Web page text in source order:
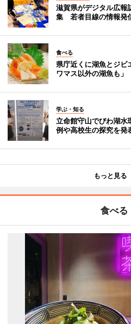
滋賀県がデジタル広
集 若者目線の情報発
食べる
県庁近くに湖魚とジ
ワマス以外の湖魚も」
学ぶ・知る
立命館守山でびわ湖
例や高校生の探究を発
もっと見る
食べる